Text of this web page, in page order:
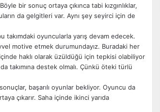
bir sonuç ortaya çıkınca tabi kızgınlıklar,
da gelgitleri var. Aynı şey seyirci için de
takımdaki oyuncularla yarış devam edecek.
motive etmek durumundayız. Buradaki her
haklı olarak üzüldüğü için tepkisi olabiliyor
takımına destek olmalı. Çünkü öteki türlü
başarılı oyunlar bekliyor. Oyuncu da
çıkarır. Saha içinde ikinci yarıda